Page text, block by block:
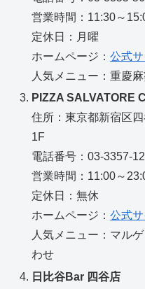
営業時間：11:30～
定休日：月曜
ホームページ：公式サ
人気メニュー：重慶
PIZZA SALVATORE
住所：東京都新宿区
1F
電話番号：03-3357-
営業時間：11:00～
定休日：無休
ホームページ：公式サ
人気メニュー：マル
わせ
日比谷Bar 四谷店